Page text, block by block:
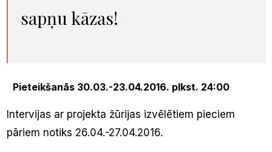
sapņu kāzas!
Pieteikšanās 30.03.-23.04.2016. plkst. 24:00
pāriem notiks 26.04.-27.04.2016.